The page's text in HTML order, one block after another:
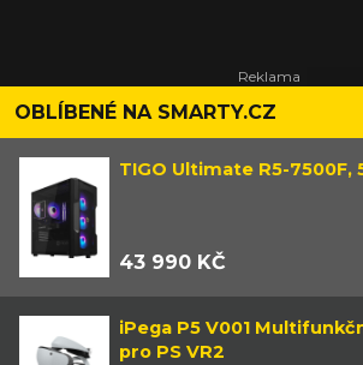
OBLÍBENÉ NA SMARTY.CZ
TIGO Ultimate R5-7500F,
43 990 KČ
iPega P5 V001
pro PS VR2